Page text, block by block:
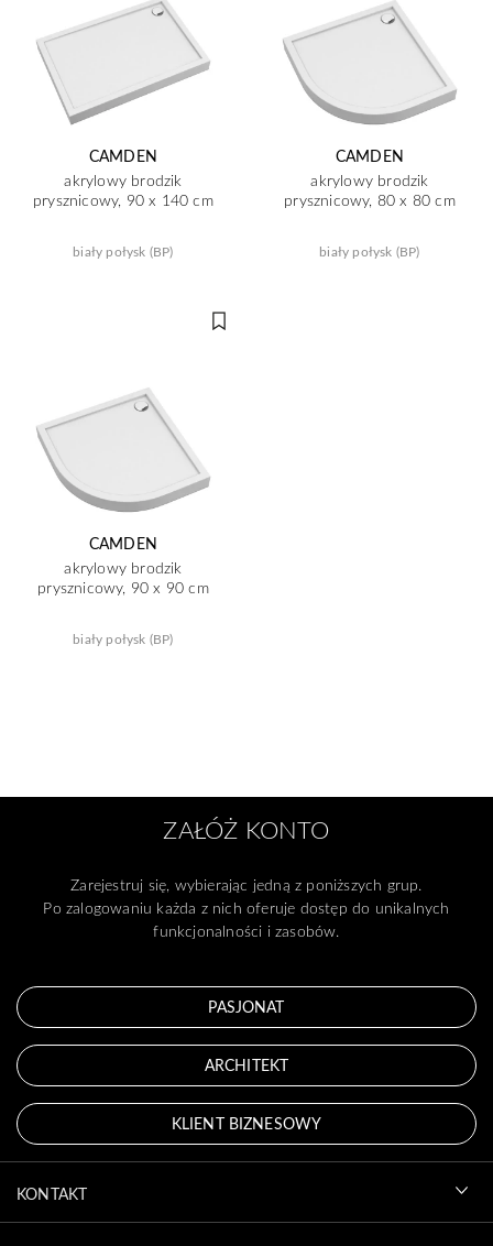
CAMDEN
akrylowy brodzik
prysznicowy, 90 x 140 cm
biały połysk (BP)
CAMDEN
akrylowy brodzik
prysznicowy, 80 x 80 cm
biały połysk (BP)
CAMDEN
akrylowy brodzik
prysznicowy, 90 x 90 cm
biały połysk (BP)
ZAŁÓŻ KONTO
Zarejestruj się, wybierając jedną z poniższych grup.
Po zalogowaniu każda z nich oferuje dostęp do unikalnych
funkcjonalności i zasobów.
PASJONAT
ARCHITEKT
KLIENT BIZNESOWY
KONTAKT